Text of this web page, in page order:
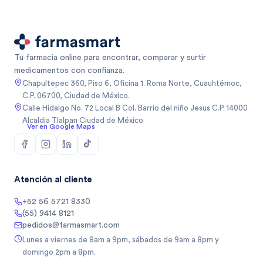
Tu farmacia online para encontrar, comparar y surtir
medicamentos con confianza.
Chapultepec 360, Piso 6, Oficina 1. Roma Norte, Cuauhtémoc,
C.P. 06700, Ciudad de México.
Calle Hidalgo No. 72 Local B Col. Barrio del niño Jesus C.P 14000
Alcaldia Tlalpan Ciudad de México
Ver en Google Maps
Atención al cliente
+52 56 5721 8330
(55) 9414 8121
pedidos@farmasmart.com
Lunes a viernes de 8am a 9pm, sábados de 9am a 8pm y
domingo 2pm a 8pm.